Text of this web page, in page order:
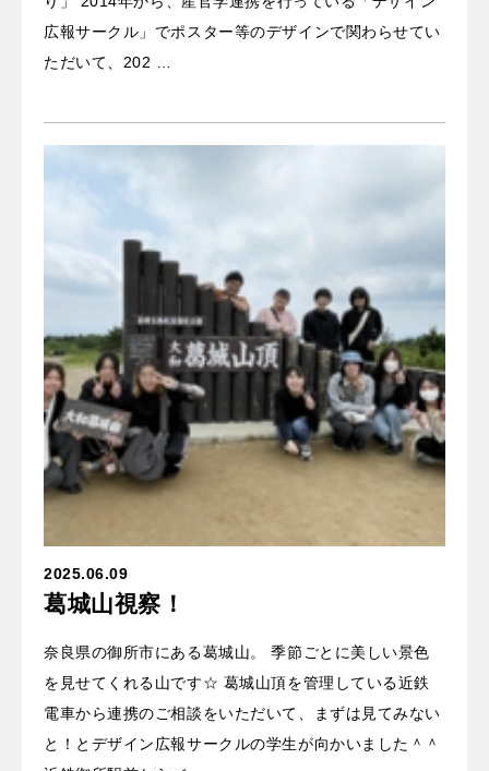
広報サークル」でポスター等のデザインで関わらせてい
ただいて、202 …
2025.06.09
葛城山視察！
奈良県の御所市にある葛城山。 季節ごとに美しい景色
を見せてくれる山です☆ 葛城山頂を管理している近鉄
電車から連携のご相談をいただいて、まずは見てみない
と！とデザイン広報サークルの学生が向かいました＾＾